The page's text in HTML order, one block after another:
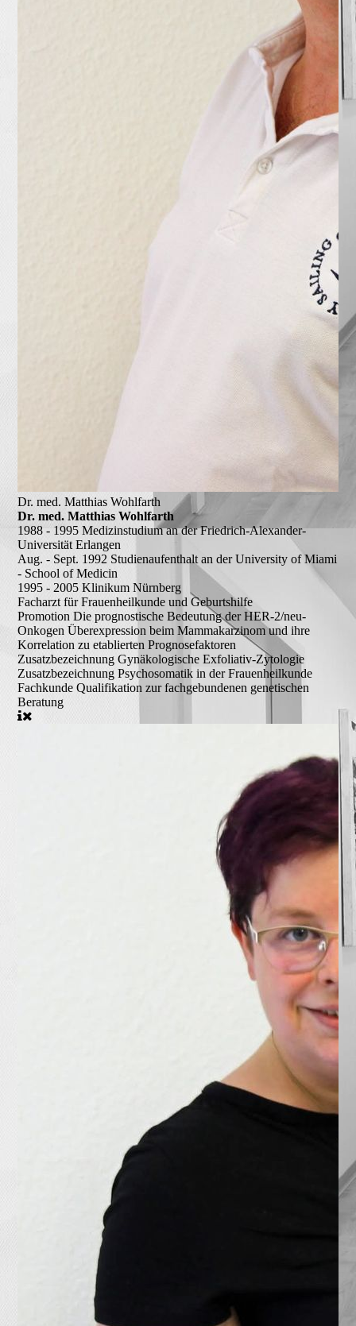
Dr. med. Matthias Wohlfarth
Dr. med. Matthias Wohlfarth
1988 - 1995Medizinstudium an der Friedrich-Alexander-
Universität Erlangen
Aug. - Sept. 1992 Studienaufenthalt an der University of Miami
- School of Medicin
1995 - 2005Klinikum Nürnberg
Facharzt für Frauenheilkunde und Geburtshilfe
PromotionDie prognostische Bedeutung der HER-2/neu-
Onkogen Überexpression beim Mammakarzinom und ihre
Korrelation zu etablierten Prognosefaktoren
ZusatzbezeichnungGynäkologische Exfoliativ-Zytologie
ZusatzbezeichnungPsychosomatik in der Frauenheilkunde
FachkundeQualifikation zur fachgebundenen genetischen
Beratung